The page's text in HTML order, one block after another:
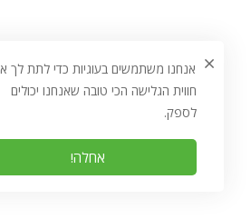
אנחנו משתמשים בעוגיות כדי לתת לך
חווית הגלישה הכי טובה שאנחנו יכולים
לספק.
אחלה!